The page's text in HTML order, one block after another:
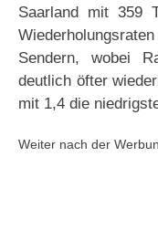
Saarland mit 359
Sendern, wobei
deutlich öfter
mit 1,4 die
Weiter nach der